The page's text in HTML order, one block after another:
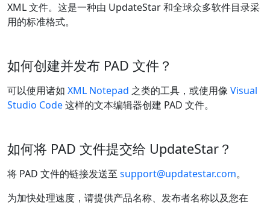
XML 文件。这是一种由 UpdateStar 和全球众多软件目录采
用的标准格式。
如何创建并发布 PAD 文件？
可以使用诸如 XML Notepad 之类的工具，或使用像 Visual
Studio Code这样的文本编辑器创建 PAD 文件。
如何将 PAD 文件提交给 UpdateStar？
将 PAD 文件的链接发送至 support@updatestar.com。
为加快处理速度，请提供产品名称、发布者名称以及您在